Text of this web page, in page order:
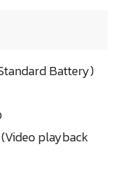
Battery)
playback